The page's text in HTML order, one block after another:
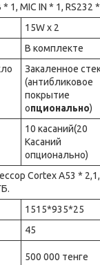
MIC IN * 1, RS232
15W x 2
В комплекте
Закаленное
(антибликовое
покрытие
опционально)
10 касаний(20
Касаний
опционально)
Cortex A53 *
1515*935*25
45
500 000 тенге